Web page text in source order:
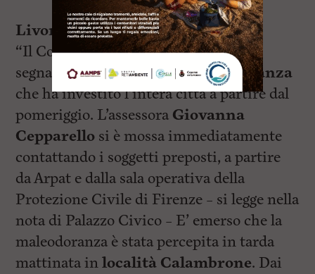
Livorno.
“Il Comune ha ricevuto numerose
segnalazioni circa la fortemaleodoranza
che ha investito l’intera città a partire dal
pomeriggio. L’assessora Giovanna
Cepparello si è mossa immediatamente
contattando i soggetti preposti, a partire
da Arpat e dalla sala operativa della
Protezione Civile di Firenze – si legge nella
nota di Palazzo Civico – E’ emerso che la
maleodoranza è stata percepita in tarda
mattinata inlocalità Calambrone. Dai